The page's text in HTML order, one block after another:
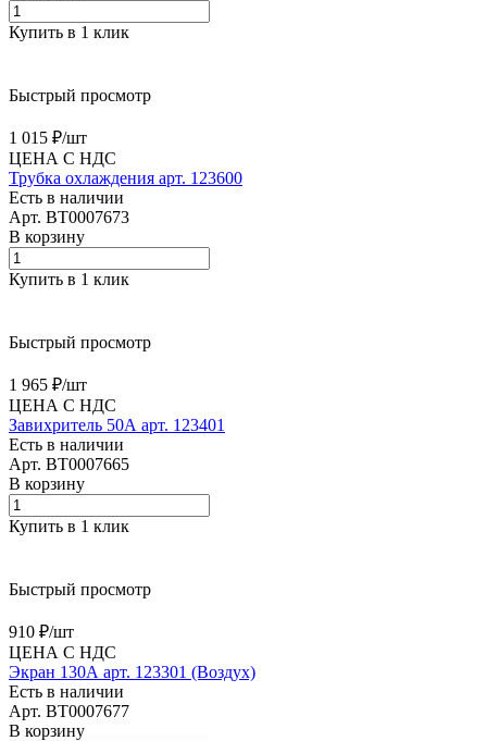
Купить в 1 клик
Быстрый просмотр
1 015 ₽/шт
ЦЕНА С НДС
Трубка охлаждения арт. 123600
Есть в наличии
Арт. BT0007673
В корзину
Купить в 1 клик
Быстрый просмотр
1 965 ₽/шт
ЦЕНА С НДС
Завихритель 50А арт. 123401
Есть в наличии
Арт. BT0007665
В корзину
Купить в 1 клик
Быстрый просмотр
910 ₽/шт
ЦЕНА С НДС
Экран 130А арт. 123301 (Воздух)
Есть в наличии
Арт. BT0007677
В корзину